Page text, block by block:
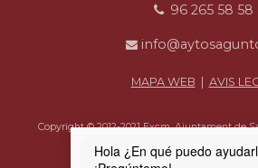
96 265 58 58
MAPA WEB AVIS
Copyright © 2012-2021 Excm. Ajuntament de